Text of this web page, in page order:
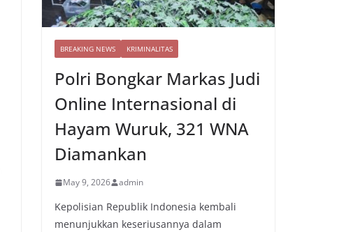
BREAKING NEWS KRIMINALITAS
Polri Bongkar Markas Judi
Online Internasional di
Hayam Wuruk, 321 WNA
Diamankan
May 9, 2026 admin
Kepolisian Republik Indonesia kembali
menunjukkan keseriusannya dalam